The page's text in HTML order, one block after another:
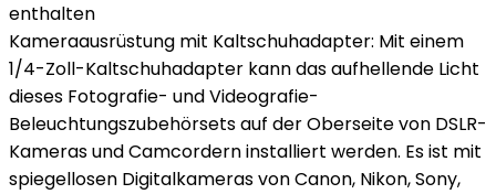
enthalten
Kameraausrüstung mit Kaltschuhadapter: Mit einem
1/4-Zoll-Kaltschuhadapter kann das aufhellende Licht
dieses Fotografie- und Videografie-
Beleuchtungszubehörsets auf der Oberseite von DSLR-
Kameras und Camcordern installiert werden. Es ist mit
spiegellosen Digitalkameras von Canon, Nikon, Sony,